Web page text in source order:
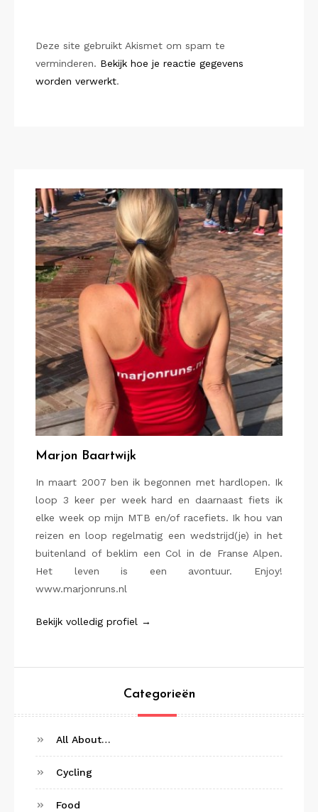
Deze site gebruikt Akismet om spam te
verminderen. Bekijk hoe je reactie gegevens
worden verwerkt.
Marjon Baartwijk
In maart 2007 ben ik begonnen met hardlopen. Ik
loop 3 keer per week hard en daarnaast fiets ik
elke week op mijn MTB en/of racefiets. Ik hou van
reizen en loop regelmatig een wedstrijd(je) in het
buitenland of beklim een Col in de Franse Alpen.
Het leven is een avontuur. Enjoy!
www.marjonruns.nl
Bekijk volledig profiel →
Categorieën
All About…
Cycling
Food